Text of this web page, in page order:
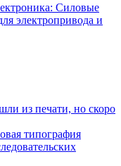
Силовые
электропривода и
из печати, но скоро
типография